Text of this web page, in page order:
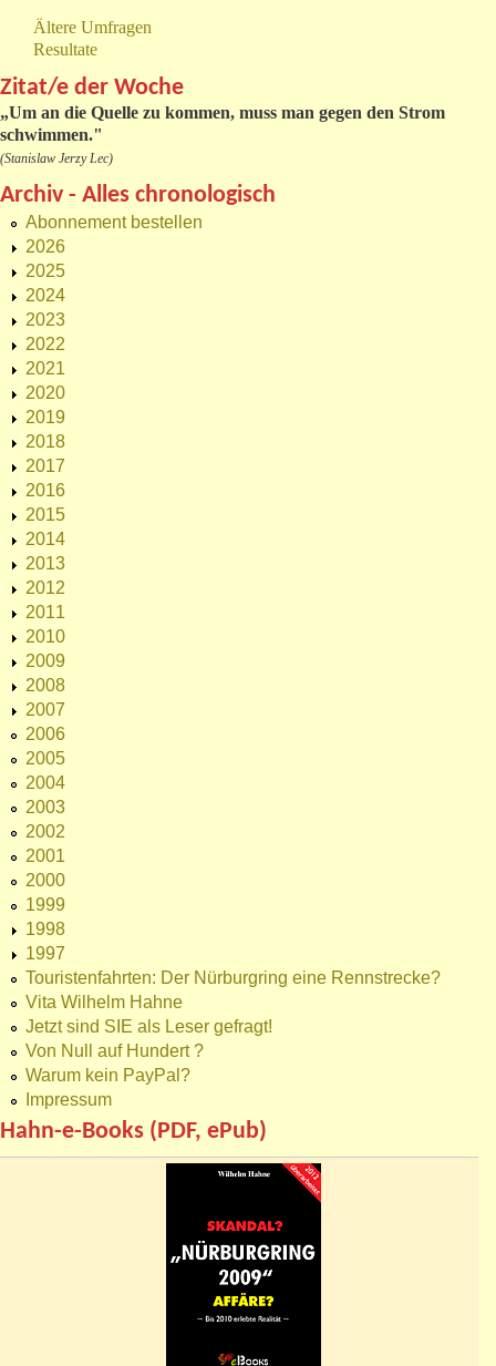
Ältere Umfragen
Resultate
Zitat/e der Woche
„Um an die Quelle zu kommen, muss man gegen den Strom
schwimmen."
(Stanislaw Jerzy Lec)
Archiv - Alles chronologisch
Abonnement bestellen
2026
2025
2024
2023
2022
2021
2020
2019
2018
2017
2016
2015
2014
2013
2012
2011
2010
2009
2008
2007
2006
2005
2004
2003
2002
2001
2000
1999
1998
1997
Touristenfahrten: Der Nürburgring eine Rennstrecke?
Vita Wilhelm Hahne
Jetzt sind SIE als Leser gefragt!
Von Null auf Hundert ?
Warum kein PayPal?
Impressum
Hahn-e-Books (PDF, ePub)